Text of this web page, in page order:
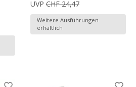
UVP CHF 24,47
Weitere Ausführungen
erhältlich